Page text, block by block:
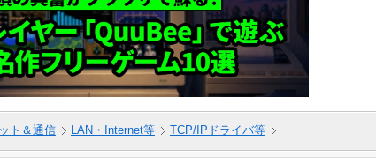
ト＆通信 LAN・Internet等 TCP/IPドライバ等